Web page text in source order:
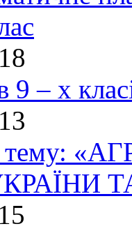
9 – х
тему: